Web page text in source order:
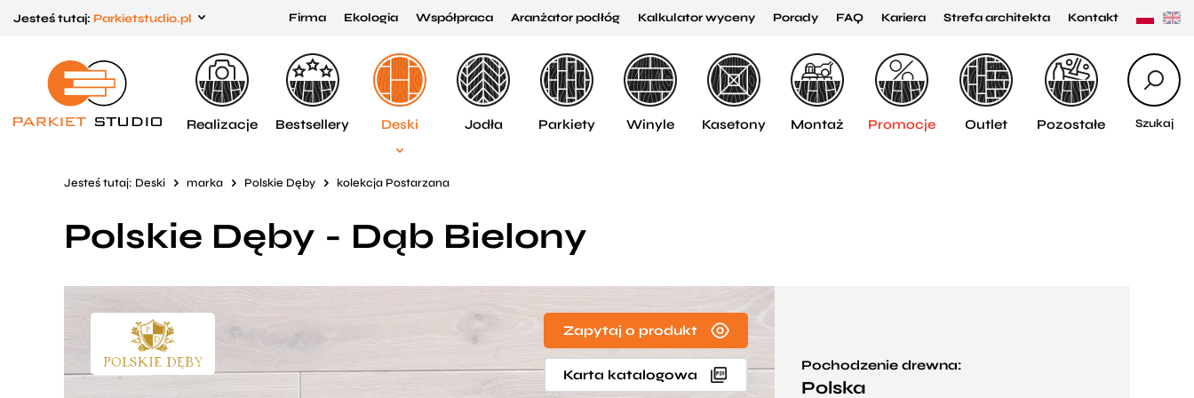
do menu
głównego
do
menu
w
Jesteś tutaj: Parkietstudio.pl Firma Ekologia Współpraca Aranżator podłóg Kalkulator wyceny Porady FAQ Kariera Strefa architekta Kontakt
Szukaj
Realizacje Bestsellery Deski Jodła Parkiety Winyle Kasetony Montaż Promocje Outlet Pozostałe
Jesteś tutaj: Deski marka Polskie Dęby kolekcja Postarzana
Polskie Dęby - Dąb Bielony
Zapytaj o produkt
Karta katalogowa
Pochodzenie drewna:
Polska